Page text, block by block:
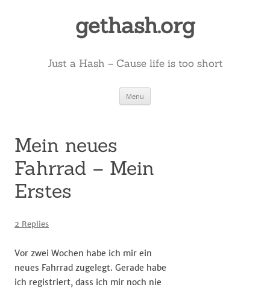
gethash.org
Just a Hash – Cause life is too short
Menu
Mein neues
Fahrrad – Mein
Erstes
2 Replies
Vor zwei Wochen habe ich mir ein
neues Fahrrad zugelegt. Gerade habe
ich registriert, dass ich mir noch nie